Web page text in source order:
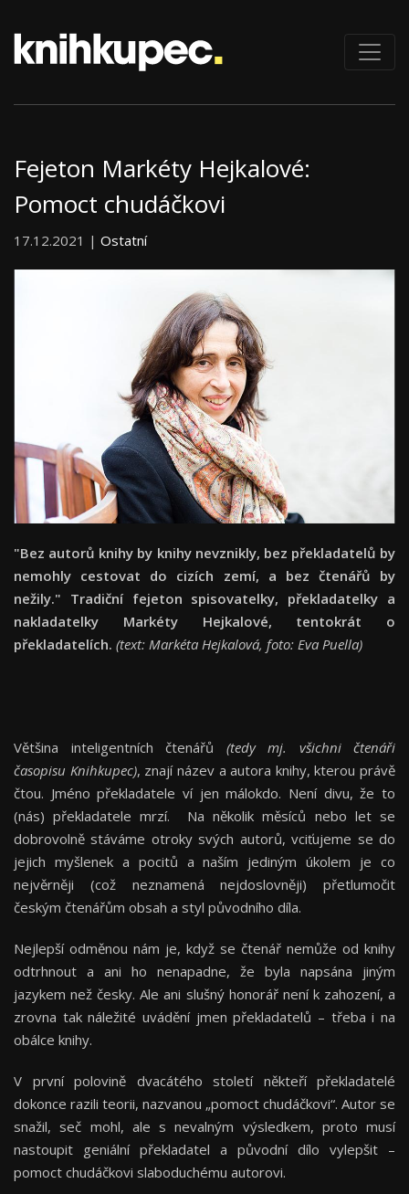
Fejeton Markéty Hejkalové:
Pomoct chudáčkovi
17.12.2021 | Ostatní
"Bez autorů knihy by knihy nevznikly, bez překladatelů by
nemohly cestovat do cizích zemí, a bez čtenářů by
nežily." Tradiční fejeton spisovatelky, překladatelky a
nakladatelky Markéty Hejkalové, tentokrát o
překladatelích. (text: Markéta Hejkalová, foto: Eva Puella)
Většina inteligentních čtenářů (tedy mj. všichni čtenáři
časopisu Knihkupec), znají název a autora knihy, kterou právě
čtou. Jméno překladatele ví jen málokdo. Není divu, že to
(nás) překladatele mrzí. Na několik měsíců nebo let se
dobrovolně stáváme otroky svých autorů, vciťujeme se do
jejich myšlenek a pocitů a naším jediným úkolem je co
nejvěrněji (což neznamená nejdoslovněji) přetlumočit
českým čtenářům obsah a styl původního díla.
Nejlepší odměnou nám je, když se čtenář nemůže od knihy
odtrhnout a ani ho nenapadne, že byla napsána jiným
jazykem než česky. Ale ani slušný honorář není k zahození, a
zrovna tak náležité uvádění jmen překladatelů – třeba i na
obálce knihy.
V první polovině dvacátého století někteří překladatelé
dokonce razili teorii, nazvanou „pomoct chudáčkovi“. Autor se
snažil, seč mohl, ale s nevalným výsledkem, proto musí
nastoupit geniální překladatel a původní dílo vylepšit –
pomoct chudáčkovi slaboduchému autorovi.